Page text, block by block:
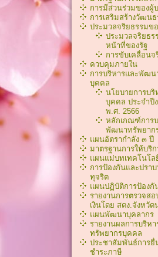
การมีส่วนร่วมของผู้
การเสริมสร้างวัฒน
ประมวลจริยธรรมข
ประมวลจริยธร
หน้าที่ของรัฐ
การขับเคลื่อนจ
ควบคุมภายใน
การบริหารและพัฒน
บุคคล
นโยบายการบริ
บุคคล ประจำปี
พ.ศ. 2566
หลักเกณฑ์การบ
พัฒนาทรัพยาก
แผนอัตรากำลัง ๓ ปี
มาตรฐานการให้บริก
แผนแม่บทเทคโนโล
การป้องกันและปรา
ทุจริต
แผนปฏิบัติการป้องกั
รายงานการตรวจสอ
เงินโดย สตง.จังหวัด
แผนพัฒนาบุคลากร
รายงานผลการบริห
ทรัพยากรบุคคล
ประชาสัมพันธ์การยื่
ชำระภาษี